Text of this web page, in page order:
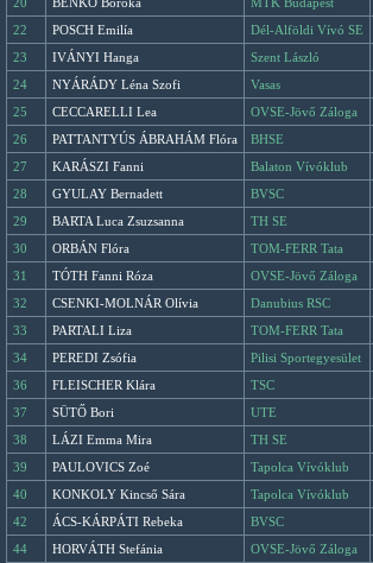
22
POSCH Emilía Dél-Alföldi Vívó SE
23
IVÁNYI Hanga Szent László
24
NYÁRÁDY Léna Szofi Vasas
25
CECCARELLI Lea OVSE-Jövő Záloga
26
PATTANTYÚS ÁBRAHÁM Flóra BHSE
27
KARÁSZI Fanni Balaton Vívóklub
28
GYULAY Bernadett BVSC
29
BARTA Luca Zsuzsanna TH SE
30
ORBÁN Flóra TOM-FERR Tata
31
TÓTH Fanni Róza OVSE-Jövő Záloga
32
CSENKI-MOLNÁR Olívia Danubius RSC
33
PARTALI Liza TOM-FERR Tata
34
PEREDI Zsófia Pilisi Sportegyesület
36
FLEISCHER Klára TSC
37
SÜTŐ Bori UTE
38
LÁZI Emma Mira TH SE
39
PAULOVICS Zoé Tapolca Vívóklub
40
KONKOLY Kincső Sára Tapolca Vívóklub
42
ÁCS-KÁRPÁTI Rebeka BVSC
44
HORVÁTH Stefánia OVSE-Jövő Záloga